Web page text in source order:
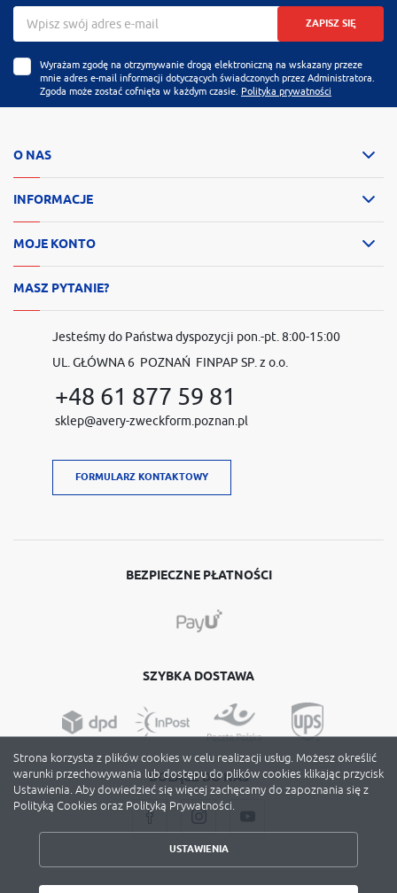
ZAPISZ SIĘ
Wyrażam zgodę na otrzymywanie drogą elektroniczną na wskazany przeze
mnie adres e-mail informacji dotyczących świadczonych przez Administratora.
Zgoda może zostać cofnięta w każdym czasie. Polityka prywatności
O NAS
INFORMACJE
MOJE KONTO
MASZ PYTANIE?
Jesteśmy do Państwa dyspozycji pon.-pt. 8:00-15:00
UL. GŁÓWNA 6 POZNAŃ FINPAP SP. z o.o.
+48 61 877 59 81
sklep@avery-zweckform.poznan.pl
FORMULARZ KONTAKTOWY
BEZPIECZNE PŁATNOŚCI
SZYBKA DOSTAWA
DOŁĄCZ DO NAS
Strona korzysta z plików cookies w celu realizacji usług. Możesz określić
warunki przechowywania lub dostępu do plików cookies klikając przycisk
Ustawienia. Aby dowiedzieć się więcej zachęcamy do zapoznania się z
Polityką Cookies oraz Polityką Prywatności.
USTAWIENIA
ZAPISZ WYBRANE